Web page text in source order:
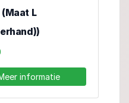
L
informatie